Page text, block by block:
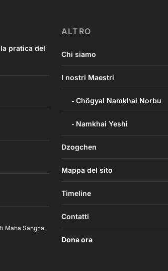
pratica del
Maha Sangha
ALTRO
Chi siamo
I nostri Maestri
Chögyal Namkhai Norbu
Namkhai Yeshi
Dzogchen
Mappa del sito
Timeline
Contatti
Dona ora